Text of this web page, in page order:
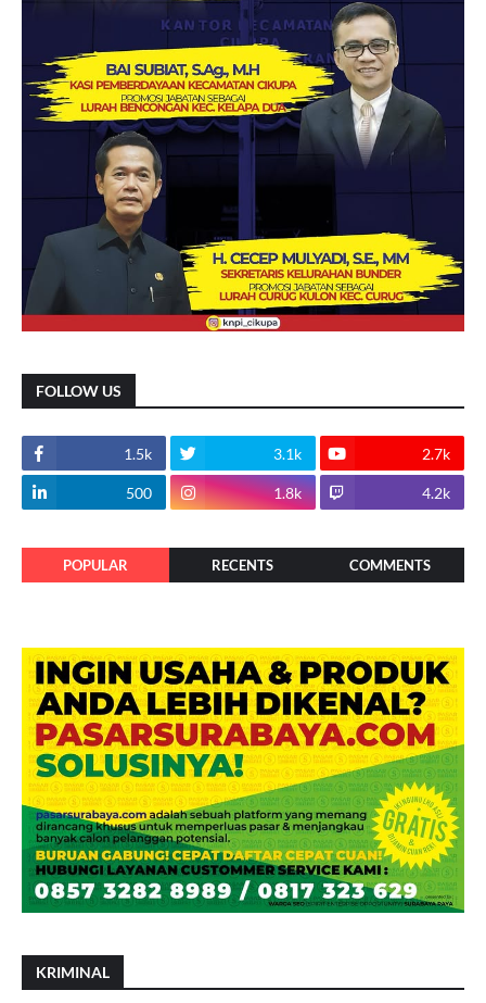
FOLLOW US
1.5k 3.1k 2.7k
500 1.8k 4.2k
POPULAR RECENTS COMMENTS
KRIMINAL